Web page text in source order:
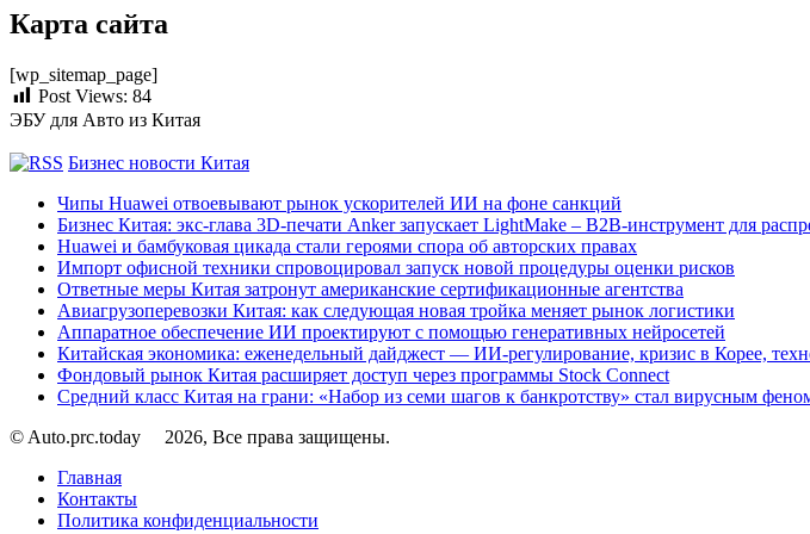
Карта сайта
[wp_sitemap_page]
Post Views: 84
ЭБУ для Авто из Китая
Бизнес новости Китая
Чипы Huawei отвоевывают рынок ускорителей ИИ на фоне санкций
Бизнес Китая: экс-глава 3D-печати Anker запускает LightMake – B2B-инструмент для
Huawei и бамбуковая цикада стали героями спора об авторских правах
Импорт офисной техники спровоцировал запуск новой процедуры оценки рисков
Ответные меры Китая затронут американские сертификационные агентства
Авиагрузоперевозки Китая: как следующая новая тройка меняет рынок логистики
Аппаратное обеспечение ИИ проектируют с помощью генеративных нейросетей
Китайская экономика: еженедельный дайджест — ИИ-регулирование, кризис в Корее,
Фондовый рынок Китая расширяет доступ через программы Stock Connect
Средний класс Китая на грани: «Набор из семи шагов к банкротству» стал вирусным
© Auto.prc.today
2026, Все права защищены.
Главная
Контакты
Политика конфиденциальности